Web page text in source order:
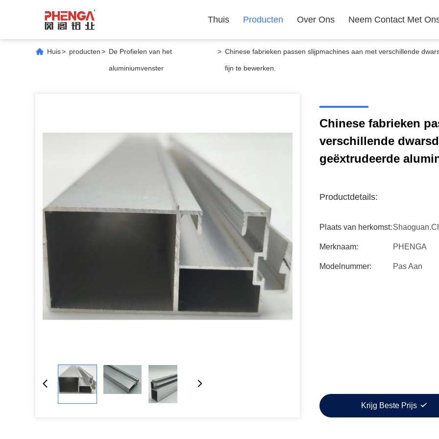
Thuis Producten Over Ons Neem Contact Met
Huis> producten> De Profielen van het
aluminiumvenster
> Chinese fabrieken passen slijpmachines aan met verschillende
fijn te bewerken.
Chinese fabrieken
verschillende
geëxtrudeerde
Productdetails:
Plaats van herkomst:
Merknaam: PHENGA
Modelnummer: Pas Aan
Krijg Beste Prijs